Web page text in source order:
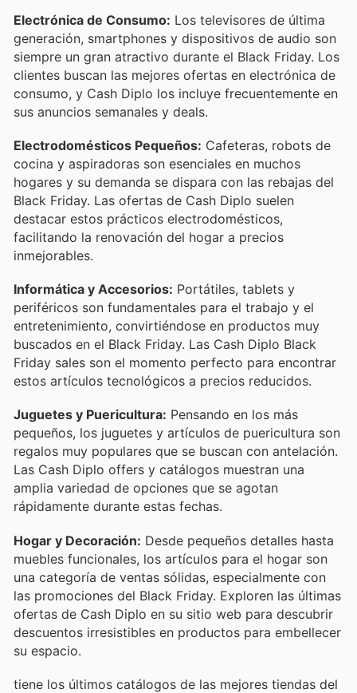
Electrónica de Consumo: Los televisores de última
generación, smartphones y dispositivos de audio son
siempre un gran atractivo durante el Black Friday. Los
clientes buscan las mejores ofertas en electrónica de
consumo, y Cash Diplo los incluye frecuentemente en
sus anuncios semanales y deals.
Electrodomésticos Pequeños: Cafeteras, robots de
cocina y aspiradoras son esenciales en muchos
hogares y su demanda se dispara con las rebajas del
Black Friday. Las ofertas de Cash Diplo suelen
destacar estos prácticos electrodomésticos,
facilitando la renovación del hogar a precios
inmejorables.
Informática y Accesorios: Portátiles, tablets y
periféricos son fundamentales para el trabajo y el
entretenimiento, convirtiéndose en productos muy
buscados en el Black Friday. Las Cash Diplo Black
Friday sales son el momento perfecto para encontrar
estos artículos tecnológicos a precios reducidos.
Juguetes y Puericultura: Pensando en los más
pequeños, los juguetes y artículos de puericultura son
regalos muy populares que se buscan con antelación.
Las Cash Diplo offers y catálogos muestran una
amplia variedad de opciones que se agotan
rápidamente durante estas fechas.
Hogar y Decoración: Desde pequeños detalles hasta
muebles funcionales, los artículos para el hogar son
una categoría de ventas sólidas, especialmente con
las promociones del Black Friday. Exploren las últimas
ofertas de Cash Diplo en su sitio web para descubrir
descuentos irresistibles en productos para embellecer
su espacio.
tiene los últimos catálogos de las mejores tiendas del